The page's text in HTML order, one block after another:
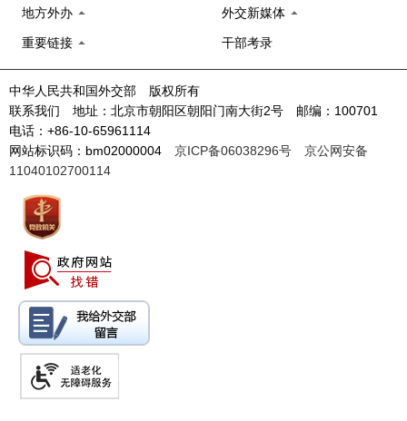
地方外办 外交新媒体
重要链接 干部考录
中华人民共和国外交部 版权所有
联系我们 地址：北京市朝阳区朝阳门南大街2号 邮编：100701
电话：+86-10-65961114
网站标识码：bm02000004 京ICP备06038296号
京公网安备
11040102700114